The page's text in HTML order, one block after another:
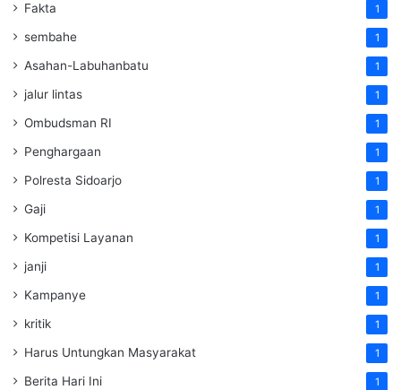
Fakta 1
sembahe 1
Asahan-Labuhanbatu 1
jalur lintas 1
Ombudsman RI 1
Penghargaan 1
Polresta Sidoarjo 1
Gaji 1
Kompetisi Layanan 1
janji 1
Kampanye 1
kritik 1
Harus Untungkan Masyarakat 1
Berita Hari Ini 1